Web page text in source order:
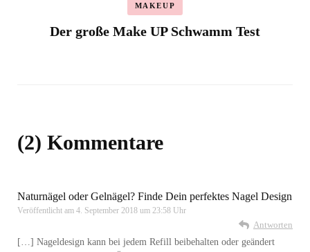
MAKEUP
Der große Make UP Schwamm Test
(2) Kommentare
Naturnägel oder Gelnägel? Finde Dein perfektes Nagel Design
Veröffentlicht am 4. September 2018 um 23:58 Uhr
Antworten
[…] Nageldesign kann bei jedem Refill beibehalten oder geändert